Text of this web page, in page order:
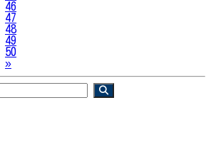
46
47
48
49
50
»Next